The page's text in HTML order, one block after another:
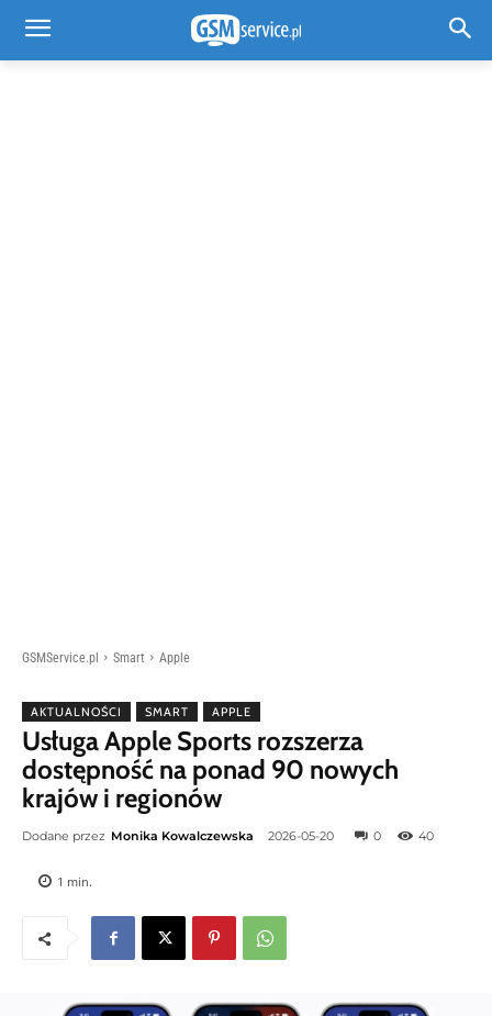
GSMService.pl Smart Apple
AKTUALNOŚCI SMART APPLE
Usługa Apple Sports rozszerza
dostępność na ponad 90 nowych
krajów i regionów
Dodane przez Monika Kowalczewska 2026-05-20 0 40
1 min.